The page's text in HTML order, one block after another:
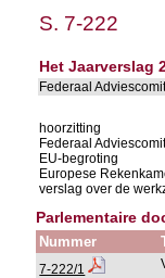
S. 7-222
Het Jaarverslag
Federaal
hoorzitting
Federaal
EU-begroting
Europese
verslag over de
Parlementaire
Nummer
7-222/1